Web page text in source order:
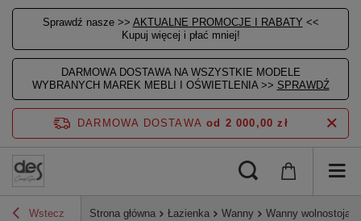
Sprawdź nasze >> AKTUALNE PROMOCJE I RABATY <<
Kupuj więcej i płać mniej!
DARMOWA DOSTAWA NA WSZYSTKIE MODELE
WYBRANYCH MAREK MEBLI I OŚWIETLENIA >> SPRAWDŹ
DARMOWA DOSTAWA od 2 000,00 zł
Wstecz Strona główna Łazienka Wanny Wanny